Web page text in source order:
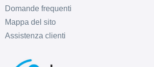
Domande frequenti
Mappa del sito
Assistenza clienti